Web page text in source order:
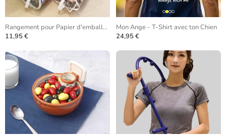
Rangement pour Papier d'emballage
11,95 €
Mon Ange - T-Shirt avec ton Chien
24,95 €